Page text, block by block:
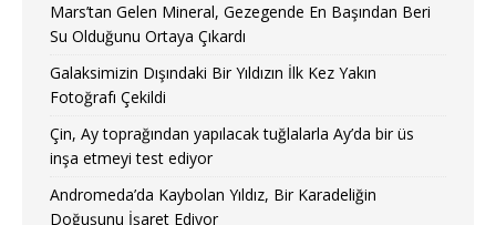
Mars’tan Gelen Mineral, Gezegende En Başından Beri
Su Olduğunu Ortaya Çıkardı
Galaksimizin Dışındaki Bir Yıldızın İlk Kez Yakın
Fotoğrafı Çekildi
Çin, Ay toprağından yapılacak tuğlalarla Ay’da bir üs
inşa etmeyi test ediyor
Andromeda’da Kaybolan Yıldız, Bir Karadeliğin
Doğuşunu İşaret Ediyor